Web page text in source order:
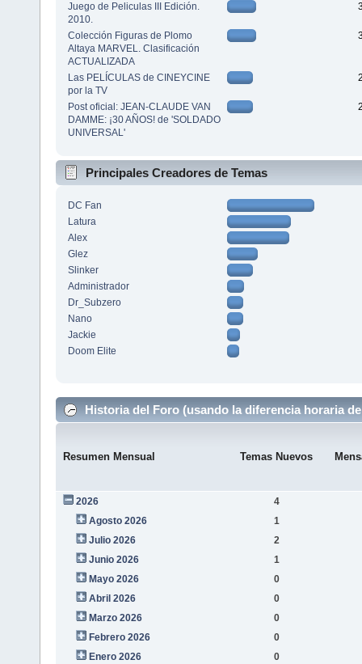
Juego de Peliculas III Edición.
2010.
Colección Figuras de Plomo
Altaya MARVEL. Clasificación
ACTUALIZADA
Las PELÍCULAS de CINEYCINE
por la TV
Post oficial: JEAN-CLAUDE VAN
DAMME: ¡30 AÑOS! de 'SOLDADO
UNIVERSAL'
Principales Creadores de Temas
DC Fan
Latura
Alex
Glez
Slinker
Administrador
Dr_Subzero
Nano
Jackie
Doom Elite
Historia del Foro (usando la diferencia horaria
Resumen Mensual Temas Nuevos
2026
4
Agosto 2026
1
Julio 2026
2
Junio 2026
1
Mayo 2026
0
Abril 2026
0
Marzo 2026
0
Febrero 2026
0
Enero 2026
0